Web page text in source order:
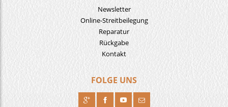
Newsletter
Online-Streitbeilegung
Reparatur
Rückgabe
Kontakt
FOLGE UNS
R H F J